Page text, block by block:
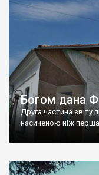
Богом дана
Друга частина
насиченою ніж